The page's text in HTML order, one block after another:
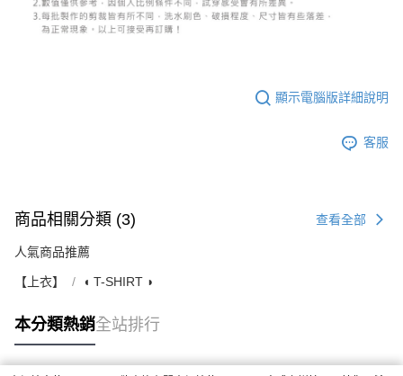
顯示電腦版詳細說明
客服
商品相關分類 (3) 查看全部
人氣商品推薦
【上衣】 ◖ T-SHIRT ◗
本分類熱銷全站排行